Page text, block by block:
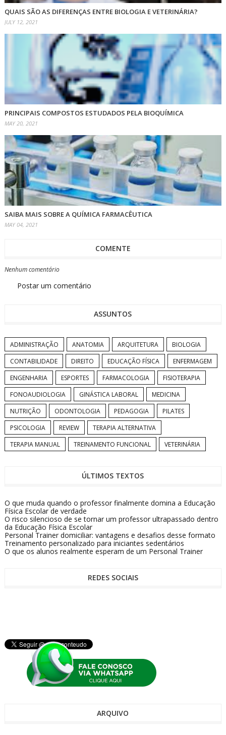
QUAIS SÃO AS DIFERENÇAS ENTRE BIOLOGIA E VETERINÁRIA?
JULY 12, 2021
PRINCIPAIS COMPOSTOS ESTUDADOS PELA BIOQUÍMICA
MAY 20, 2021
SAIBA MAIS SOBRE A QUÍMICA FARMACÊUTICA
MAY 04, 2021
COMENTE
Nenhum comentário
Postar um comentário
ASSUNTOS
ADMINISTRAÇÃO ANATOMIA ARQUITETURA
BIOLOGIA
CONTABILIDADE
DIREITO EDUCAÇÃO FÍSICA
ENFERMAGEM
ENGENHARIA
ESPORTES FARMACOLOGIA
FISIOTERAPIA
FONOAUDIOLOGIA
GINÁSTICA LABORAL
MEDICINA
NUTRIÇÃO
ODONTOLOGIA PEDAGOGIA
PILATES
PSICOLOGIA
REVIEW
TERAPIA ALTERNATIVA
TERAPIA MANUAL
TREINAMENTO FUNCIONAL VETERINÁRIA
ÚLTIMOS TEXTOS
O que muda quando o professor finalmente domina a Educação
Física Escolar de verdade
O risco silencioso de se tornar um professor ultrapassado dentro
da Educação Física Escolar
Personal Trainer domiciliar: vantagens e desafios desse formato
Treinamento personalizado para iniciantes sedentários
O que os alunos realmente esperam de um Personal Trainer
REDES SOCIAIS
ARQUIVO